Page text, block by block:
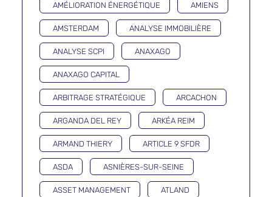
AMÉLIORATION ÉNERGÉTIQUE AMIENS
AMSTERDAM ANALYSE IMMOBILIÈRE
ANALYSE SCPI ANAXAGO
ANAXAGO CAPITAL
ARBITRAGE STRATÉGIQUE ARCACHON
ARGANDA DEL REY ARKÉA REIM
ARMAND THIERY ARTICLE 9 SFDR
ASDA ASNIÈRES-SUR-SEINE
ASSET MANAGEMENT ATLAND